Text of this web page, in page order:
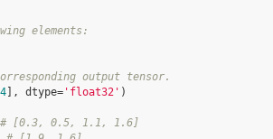
elements:
output tensor.
4], dtype= 'float32' )
# [0.3, 0.5, 1.1, 1.6]